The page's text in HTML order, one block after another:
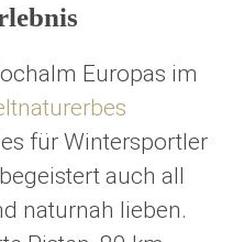
Europas im
für Wintersportler
auch all
naturnah lieben.